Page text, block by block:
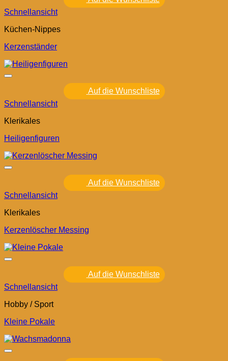
Schnellansicht
Küchen-Nippes
Kerzenständer
Auf die Wunschliste
Schnellansicht
Klerikales
Heiligenfiguren
Auf die Wunschliste
Schnellansicht
Klerikales
Kerzenlöscher Messing
Auf die Wunschliste
Schnellansicht
Hobby / Sport
Kleine Pokale